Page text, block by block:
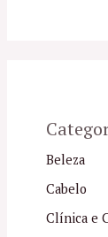
Beleza
Cabelo
Clínica e